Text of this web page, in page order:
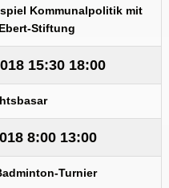
Kommunalpolitik mit
Stiftung
15:30 18:00
8:00 13:00
Turnier